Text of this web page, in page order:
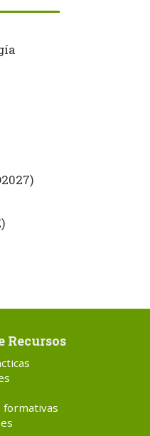
Recursos
formativas